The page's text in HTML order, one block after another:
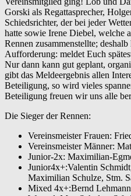
Gorski als Regattasprecher,
Schiedsrichter, der bei jeder
hatte sowie Irene Diebel, welche
Rennen zusammenstellte;
Aufforderung: meldet Euch
Nur dann kann gut geplant,
gibt das Meldeergebnis allen
Beteiligung, so wird vieles
Beteiligung freuen wir uns alle
Die Sieger der Rennen:
Vereinsmeister Frauen:
Vereinsmeister Männer:
Junior-2x: Maximilian-
Junior4x+:Valentin
Maximilian Schulze, Stm.
Mixed 4x+:Bernd